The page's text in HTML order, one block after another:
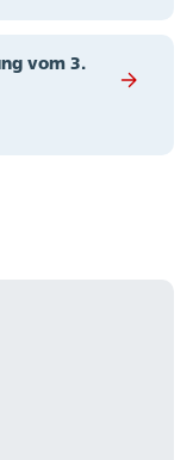
vom 3.